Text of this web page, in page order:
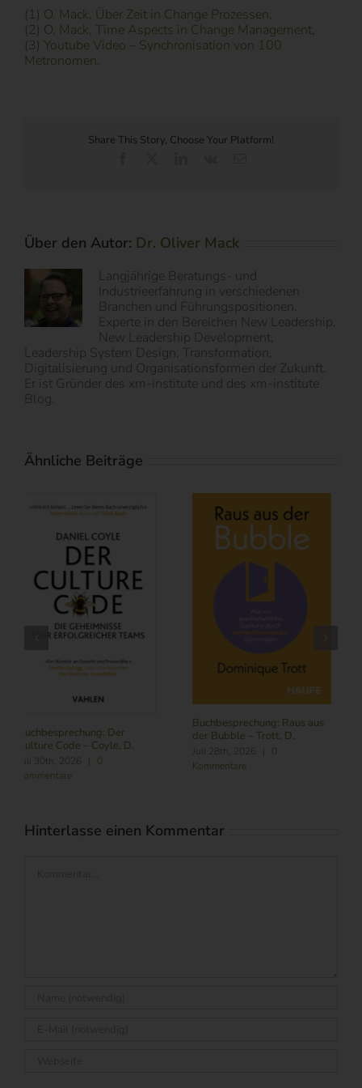
(1) O. Mack, Über Zeit in Change Prozessen,
(2) O. Mack, Time Aspects in Change Management,
(3) Youtube Video – Synchronisation von 100
Metronomen.
Share This Story, Choose Your Platform!
Über den Autor: Dr. Oliver Mack
Langjährige Beratungs- und
Industrieerfahrung in verschiedenen
Branchen und Führungspositionen.
Experte in den Bereichen New Leadership,
New Leadership Development,
Leadership System Design, Transformation,
Digitalisierung und Organisationsformen der Zukunft.
Er ist Gründer des xm-institute und des xm-institute
Blog.
Ähnliche Beiträge
Buchbesprechung: Subscribe
Juli 24th, 2026
Kommentare
Buchbesprechung:
im Zeitalter von KI –
R./ Nitschmann, J./
Hinterlasse einen Kommentar